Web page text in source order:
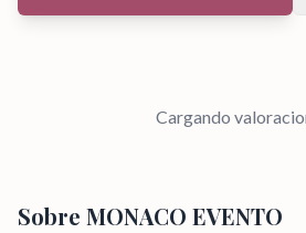
Cargando
Sobre MONACO EVENTO